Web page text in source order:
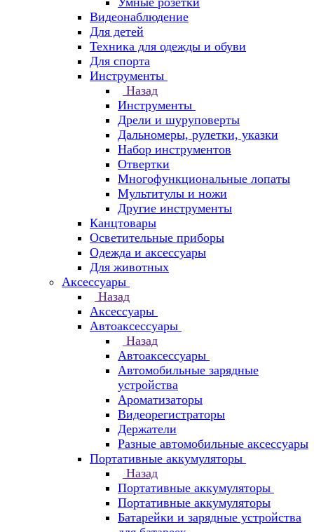
Видеонаблюдение
Для детей
Техника для одежды и обуви
Для спорта
Инструменты
Назад
Инструменты
Дрели и шуруповерты
Дальномеры, рулетки, указки
Набор инструментов
Отвертки
Многофункциональные лопаты
Мультитулы и ножи
Другие инструменты
Канцтовары
Осветительные приборы
Одежда и аксессуары
Для животных
Аксессуары
Назад
Аксессуары
Автоаксессуары
Назад
Автоаксессуары
Автомобильные зарядные
устройства
Ароматизаторы
Видеорегистраторы
Держатели
Разные автомобильные аксессуары
Портативные аккумуляторы
Назад
Портативные аккумуляторы
Портативные аккумуляторы
Батарейки и зарядные устройства